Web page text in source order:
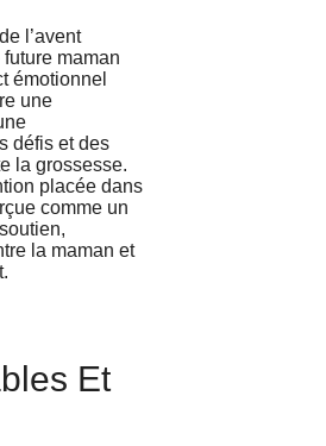
l’avent
maman
émotionnel
une
défis et des
la grossesse.
placée dans
comme un
la maman et
Et